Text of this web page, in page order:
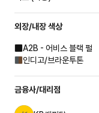
외장/내장색상
A2B - 어비스 블랙 펄
인디고/브라운투톤
금융사/대리점